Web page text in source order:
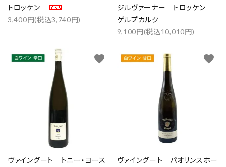
トロッケン
3,400円(税込3,740円)
ジルヴァーナー トロッケン
ゲルプカルク
9,100円(税込10,010円)
ヴァイングート トニー・ヨース
favorite
ヴァイングート パオリンスホー
favorite